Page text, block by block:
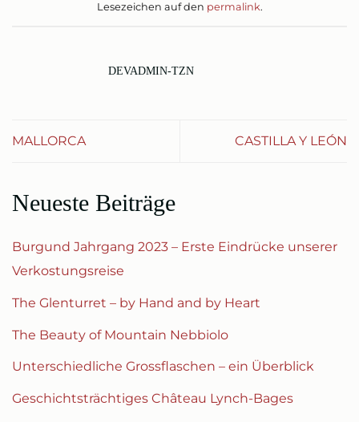
Lesezeichen auf den permalink.
DEVADMIN-TZN
MALLORCA CASTILLA Y LEÓN
Neueste Beiträge
Burgund Jahrgang 2023 – Erste Eindrücke unserer
Verkostungsreise
The Glenturret – by Hand and by Heart
The Beauty of Mountain Nebbiolo
Unterschiedliche Grossflaschen – ein Überblick
Geschichtsträchtiges Château Lynch-Bages